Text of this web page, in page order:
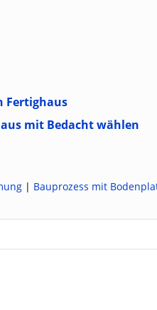
Fertighaus
mit Bedacht wählen
| Bauprozess mit